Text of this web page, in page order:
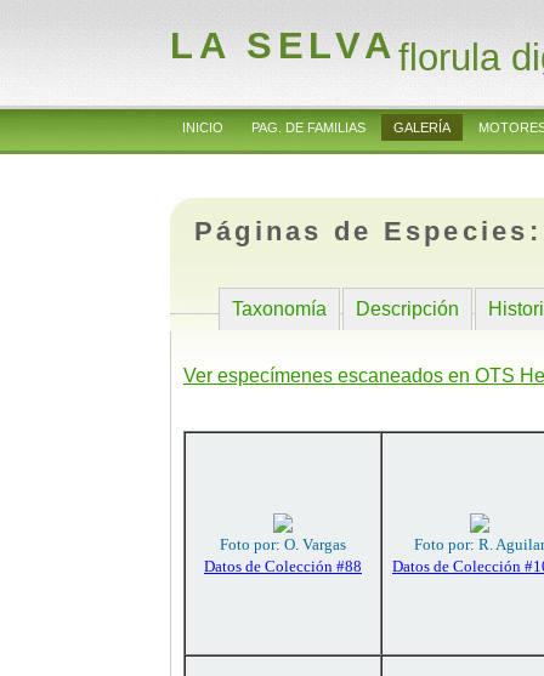
LA SELVAflorula
INICIO PAG. DE FAMILIAS GALERÍA
Páginas de
Taxonomía Descripción
Ver especímenes escaneados en OTS
Foto por: O. Vargas
Datos de Colección #88
Foto por: R. Aguilar
Datos de Colección